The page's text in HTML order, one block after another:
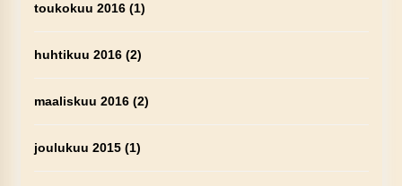
toukokuu 2016(1)
huhtikuu 2016(2)
maaliskuu 2016(2)
joulukuu 2015(1)